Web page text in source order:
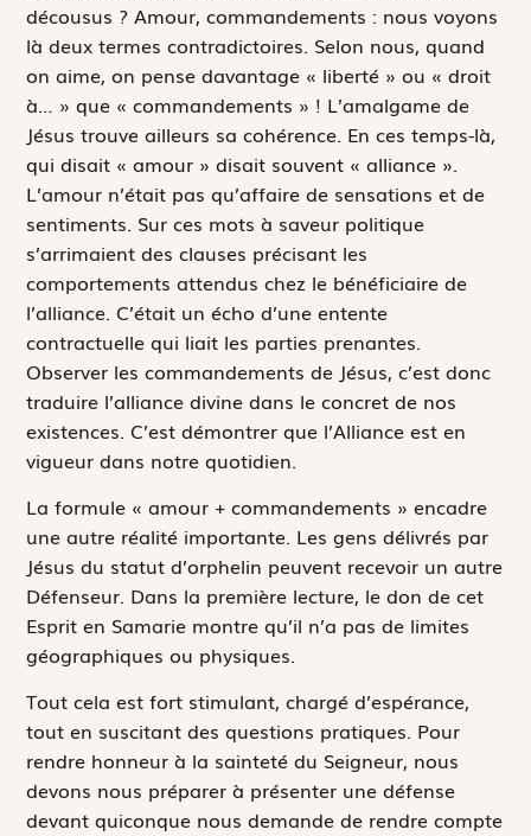
décousus ? Amour, commandements : nous voyons
là deux termes contradictoires. Selon nous, quand
on aime, on pense davantage « liberté » ou « droit
à… » que « commandements » ! L’amalgame de
Jésus trouve ailleurs sa cohérence. En ces temps-là,
qui disait « amour » disait souvent « alliance ».
L’amour n’était pas qu’affaire de sensations et de
sentiments. Sur ces mots à saveur politique
s’arrimaient des clauses précisant les
comportements attendus chez le bénéficiaire de
l’alliance. C’était un écho d’une entente
contractuelle qui liait les parties prenantes.
Observer les commandements de Jésus, c’est donc
traduire l’alliance divine dans le concret de nos
existences. C’est démontrer que l’Alliance est en
vigueur dans notre quotidien.
La formule « amour + commandements » encadre
une autre réalité importante. Les gens délivrés par
Jésus du statut d’orphelin peuvent recevoir un autre
Défenseur. Dans la première lecture, le don de cet
Esprit en Samarie montre qu’il n’a pas de limites
géographiques ou physiques.
Tout cela est fort stimulant, chargé d’espérance,
tout en suscitant des questions pratiques. Pour
rendre honneur à la sainteté du Seigneur, nous
devons nous préparer à présenter une défense
devant quiconque nous demande de rendre compte